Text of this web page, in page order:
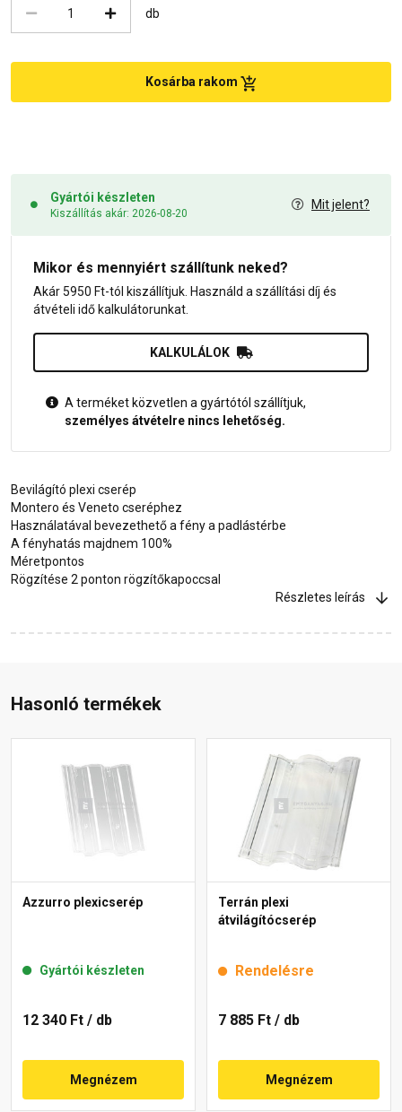
db
Kosárba rakom
Gyártói készleten
Kiszállítás akár: 2026-08-20
Mit jelent?
Mikor és mennyiért szállítunk neked?
Akár 5950 Ft-tól kiszállítjuk. Használd a szállítási díj és
átvételi idő kalkulátorunkat.
KALKULÁLOK
A terméket közvetlen a gyártótól szállítjuk,
személyes átvételre nincs lehetőség.
Bevilágító plexi cserép
Montero és Veneto cseréphez
Használatával bevezethető a fény a padlástérbe
A fényhatás majdnem 100%
Méretpontos
Rögzítése 2 ponton rögzítőkapoccsal
Részletes leírás
Hasonló termékek
Azzurro plexicserép
Gyártói készleten
12 340 Ft / db
Megnézem
Terrán plexi
átvilágítócserép
Rendelésre
7 885 Ft / db
Megnézem